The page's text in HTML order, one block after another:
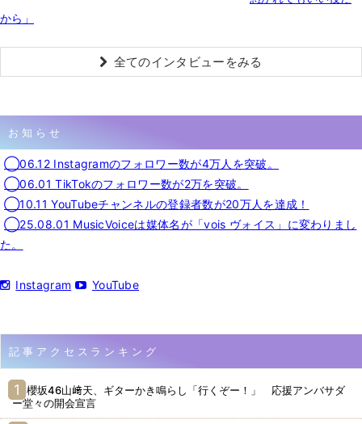
から」
全てのインタビューをみる
お知らせ
◯06.12 Instagramのフォロワー数が4万人を突破。
◯06.01 TikTokのフォロワー数が2万を突破。
◯10.11 YouTubeチャンネルの登録者数が20万人を達成！
◯25.08.01 MusicVoiceは媒体名が「vois ヴォイス」に変わりまし
た。
Instagram YouTube
記事アクセスランキング
櫻坂46山﨑天、ギターかき鳴らし「行くぞー！」 応援アンバサダ
ー堂々の開会宣言